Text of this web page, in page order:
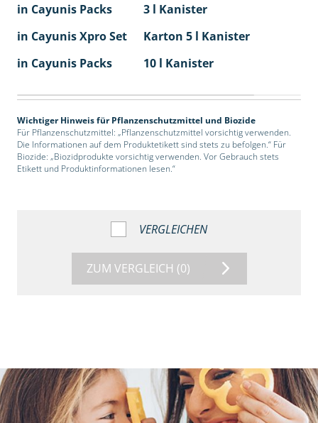
in Cayunis Packs
3 l Kanister
in Cayunis Xpro Set
Karton 5 l Kanister
in Cayunis Packs
10 l Kanister
Wichtiger Hinweis für Pflanzenschutzmittel und Biozide
Für Pflanzenschutzmittel: „Pflanzenschutzmittel vorsichtig verwenden.
Die Informationen auf dem Produktetikett sind stets zu befolgen.“ Für
Biozide: „Biozidprodukte vorsichtig verwenden. Vor Gebrauch stets
Etikett und Produktinformationen lesen.“
VERGLEICHEN
ZUM VERGLEICH (0)